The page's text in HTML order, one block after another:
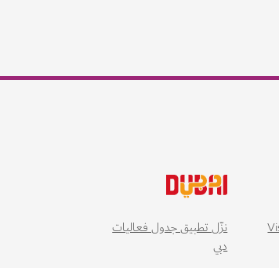
نزّل تطبيق جدول فعاليات
دبي